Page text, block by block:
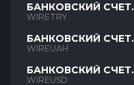
БАНКОВСКИЙ СЧЕТ
TRY
WIRETRY
БАНКОВСКИЙ СЧЕТ
UAH
WIREUAH
БАНКОВСКИЙ СЧЕТ
USD
WIREUSD